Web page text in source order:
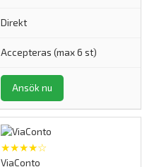
Direkt
Accepteras (max 6 st)
Ansök nu
★★★★☆
ViaConto